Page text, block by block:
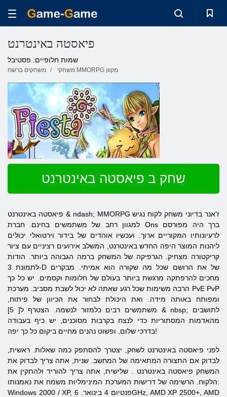
פיאסטה באינטרנט
שמות חלופיים: פסטיבל
משחקים ברשת משחקי MMORPG מקוון
שחק ב פיאסטה באינטרנט
פיאסטה באינטרנט & ndash; MMORPGז'אנר בדיוני משחק לקוח נגיש
למגוון רחב של משתמשים בחינם. חברת Ons ברך היה מפורסם
לרעיונותיו המקוריים ארוך. ועכשיו אוהדים של בידור וירטואלי יכולים
ליהנות המוצר היפה החדש באינטרנט, המשלב אירועים רציניים עם ציור
קריקטורה מצחיק. הגרפיקה של המשחק ברמה הגבוהה ביותר. הודות
לתמונת 3-D של את הרושם שכל מה שקורה הוא אמיתי. מבקרים
מחכים להרפתקה מרגשת ביותר בעולם של חלומות וקסמים. יש כל כך
הרבה משימות שכל רגע שאתה לא יכול לשבת מסביב. מערכת PvE PvP
ומפותח באותה מידה. ואת היכולת לבחור את הכיוון של פיתוח,
משתמשים רבים כלמזור לנשמה. הצטרף ל[ 5] & nbsp; לתושבים
מהאדמות המסתוריות כדי לנצח בקרבות מסוכנים, יש כיף בעבודה
בדרכי שלום, ופשוט נהנים מחיים ביקום כל כך יפה!
לפני פיאסטהבאינטרנטלשחק, יצטרך להסתפק כמה שאלות. ראשית,
לבדוק אם התצורה המתאימה של המחשב. שנית, אתה צריך לבדוק את
המשחק פיאסטהבאינטרנט
. שלישית, אתה צריך להוריד ולהתקין את
הלקוח. הרשימה של דרישות המערכת המינימליות משמח את נאמנותו:
Windows 2000 / XP, פנטיום 4 בינואר. 6GHz, AMD XP 2500+, AMD